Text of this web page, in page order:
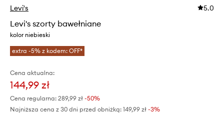
Levi's 5.0
Levi's szorty bawełniane
kolor niebieski
extra -5% z kodem: OFF*
Cena aktualna:
144,99 zł
Cena regularna: 289,99 zł -50%
Najniższa cena z 30 dni przed obniżką: 149,99 zł -3%